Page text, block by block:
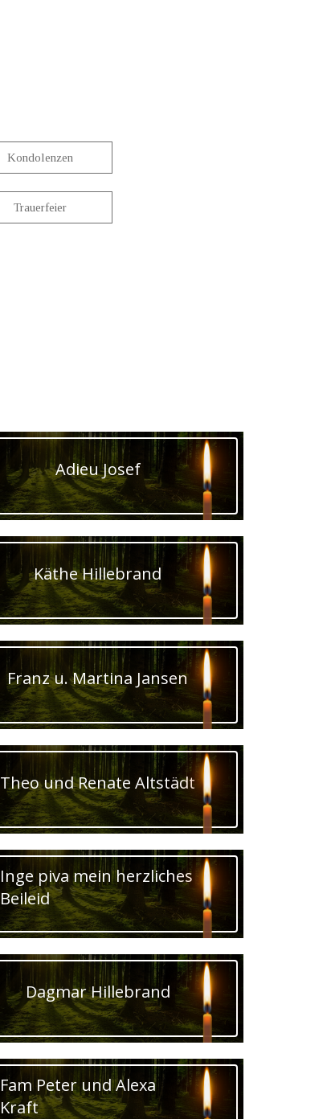
Kondolenzen
Trauerfeier
Adieu Josef
Käthe Hillebrand
Franz u. Martina Jansen
Theo und Renate Altstädt
Inge piva mein herzliches
Beileid
Dagmar Hillebrand
Fam Peter und Alexa
Kraft